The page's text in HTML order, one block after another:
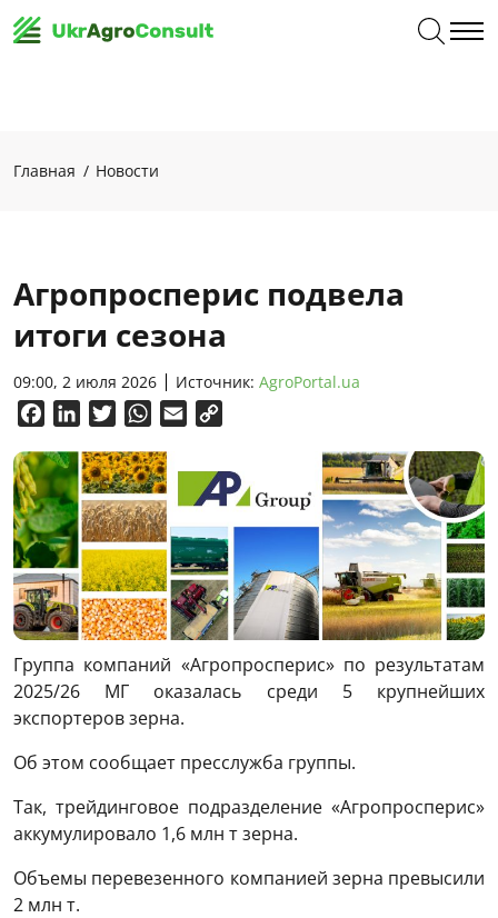
Главная Новости
Агропросперис подвела
итоги сезона
09:00, 2 июля 2026 Источник: AgroPortal.ua
FacebookLinkedInTwitterWhatsApp
Email
Группа компаний «Агропросперис» по результатам
2025/26 МГ оказалась среди 5 крупнейших
экспортеров зерна.
Об этом сообщает пресслужба группы.
Так, трейдинговое подразделение «Агропросперис»
аккумулировало 1,6 млн т зерна.
Объемы перевезенного компанией зерна превысили
2 млн т.